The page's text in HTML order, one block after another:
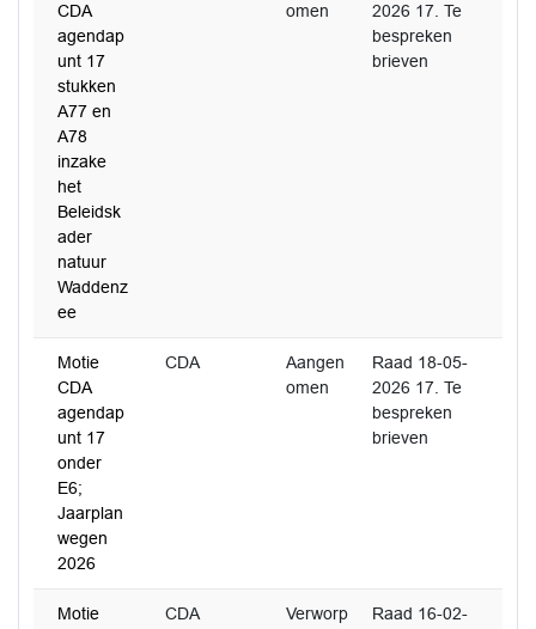
CDA
agendap
unt 17
stukken
A77 en
A78
inzake
het
Beleidsk
ader
natuur
Waddenz
ee
omen
2026 17. Te
bespreken
brieven
Motie
CDA
agendap
unt 17
onder
E6;
Jaarplan
wegen
2026
CDA
Aangen
omen
Raad 18-05-
2026 17. Te
bespreken
brieven
Motie
CDA
Verworp
Raad 16-02-